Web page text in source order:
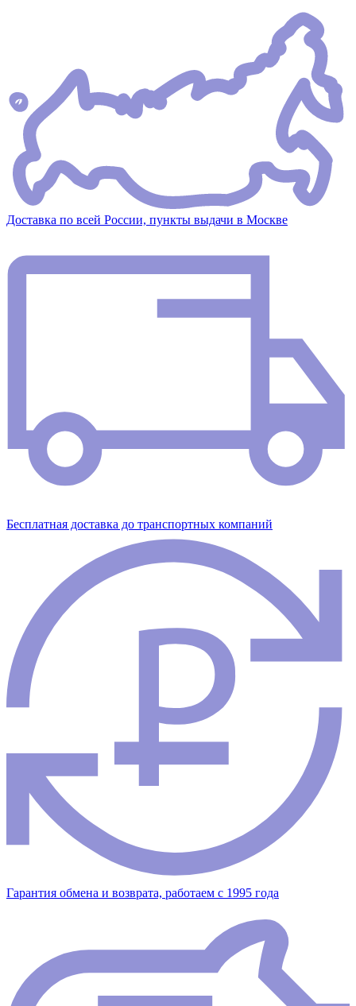
Доставка по всей России, пункты выдачи в Москве
Бесплатная доставка до транспортных компаний
Гарантия обмена и возврата, работаем с 1995 года